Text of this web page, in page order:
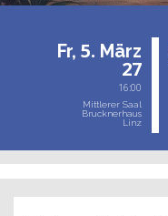
Fr, 5. März
27
16:00
Mittlerer Saal
Brucknerhaus
Linz